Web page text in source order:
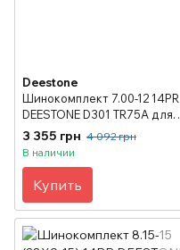
Deestone
Шинокомплект 7.00-12 14PR
DEESTONE D301 TR75A для
погрузчиков
3 355 грн 4 092 грн
В наличии
Купить